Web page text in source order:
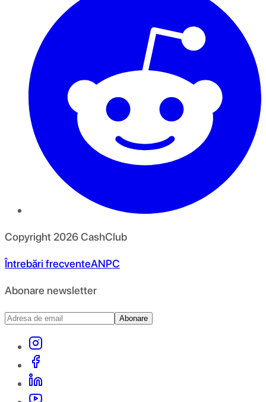
Copyright 2026CashClub
Întrebări frecventeANPC
Abonare newsletter
Abonare